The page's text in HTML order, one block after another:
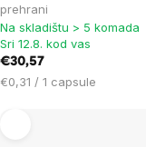
prehrani
Na skladištu > 5 komada
Sri 12.8. kod vas
€30,57
Cijena
€0,31 / 1 capsule